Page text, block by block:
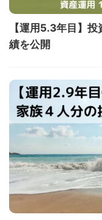
【運用5.3年目】
績を公開